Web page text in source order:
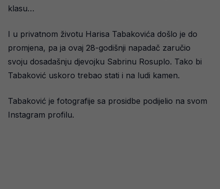
klasu…
I u privatnom životu Harisa Tabakovića došlo je do
promjena, pa ja ovaj 28-godišnji napadač zaručio
svoju dosadašnju djevojku Sabrinu Rosuplo. Tako bi
Tabaković uskoro trebao stati i na ludi kamen.
Tabaković je fotografije sa prosidbe podijelio na svom
Instagram profilu.